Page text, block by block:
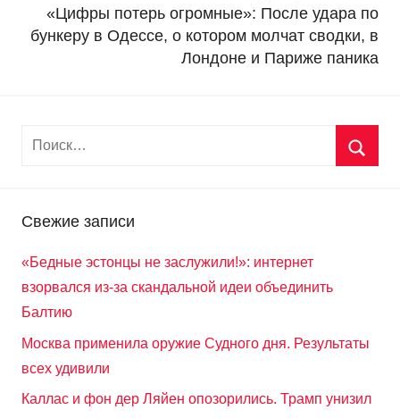
«Цифры потерь огромные»: После удара по
бункеру в Одессе, о котором молчат сводки, в
Лондоне и Париже паника
Свежие записи
«Бедные эстонцы не заслужили!»: интернет
взорвался из-за скандальной идеи объединить
Балтию
Москва применила оружие Судного дня. Результаты
всех удивили
Каллас и фон дер Ляйен опозорились. Трамп унизил